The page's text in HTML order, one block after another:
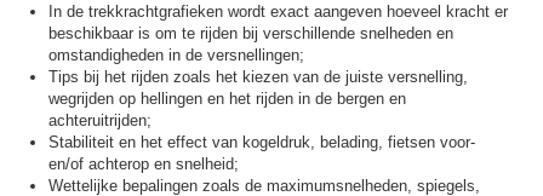
In de trekkracht­grafieken wordt exact aangeven hoeveel kracht er
beschikbaar is om te rijden bij verschillende snelheden en
omstandigheden in de versnellingen;
Tips bij het rijden zoals het kiezen van de juiste versnelling,
wegrijden op hellingen en het rijden in de bergen en
achteruitrijden;
Stabiliteit en het effect van kogeldruk, belading, fietsen voor-
en/of achterop en snelheid;
Wettelijke bepalingen zoals de maximumsnelheden, spiegels,